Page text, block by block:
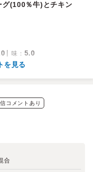
グ(100％牛)とチキン
味 ： 5.0
を見る
コメントあり
合